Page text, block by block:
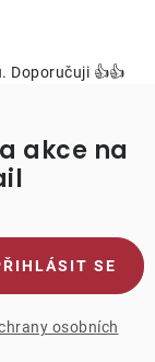
Doporučuji 👍👍
akce na
osobních
SE